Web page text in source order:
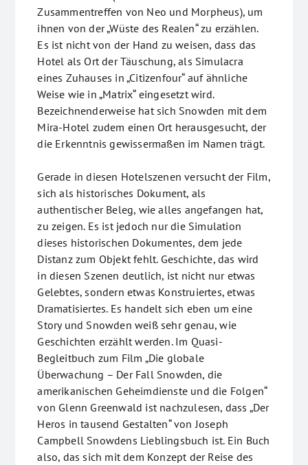
Zusammentreffen von Neo und Morpheus), um
ihnen von der „Wüste des Realen“ zu erzählen.
Es ist nicht von der Hand zu weisen, dass das
Hotel als Ort der Täuschung, als Simulacra
eines Zuhauses in „Citizenfour“ auf ähnliche
Weise wie in „Matrix“ eingesetzt wird.
Bezeichnenderweise hat sich Snowden mit dem
Mira-Hotel zudem einen Ort herausgesucht, der
die Erkenntnis gewissermaßen im Namen trägt.
Gerade in diesen Hotelszenen versucht der Film,
sich als historisches Dokument, als
authentischer Beleg, wie alles angefangen hat,
zu zeigen. Es ist jedoch nur die Simulation
dieses historischen Dokumentes, dem jede
Distanz zum Objekt fehlt. Geschichte, das wird
in diesen Szenen deutlich, ist nicht nur etwas
Gelebtes, sondern etwas Konstruiertes, etwas
Dramatisiertes. Es handelt sich eben um eine
Story und Snowden weiß sehr genau, wie
Geschichten erzählt werden. Im Quasi-
Begleitbuch zum Film „Die globale
Überwachung – Der Fall Snowden, die
amerikanischen Geheimdienste und die Folgen“
von Glenn Greenwald ist nachzulesen, dass „Der
Heros in tausend Gestalten“ von Joseph
Campbell Snowdens Lieblingsbuch ist. Ein Buch
also, das sich mit dem Konzept der Reise des